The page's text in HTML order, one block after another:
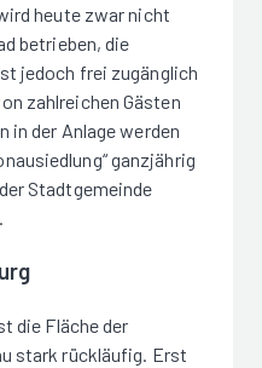
heute zwar nicht
betrieben, die
jedoch frei zugänglich
zahlreichen Gästen
in der Anlage werden
ganzjährig
Stadtgemeinde
die Fläche der
stark rückläufig. Erst